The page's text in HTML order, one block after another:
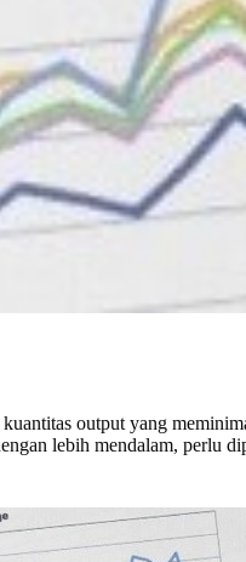
output yang
lebih mendalam, perlu